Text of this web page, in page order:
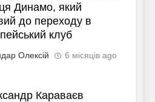
Динамо, який
до переходу в
клуб
Олексій 6 місяців ago
Караваєв